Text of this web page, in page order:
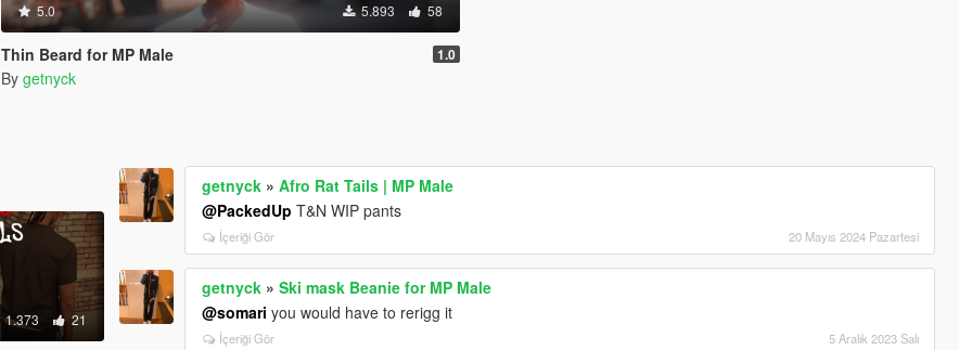
5.0 5.893 58
Thin Beard for MP Male 1.0
By getnyck
1.373 21
getnyck »Afro Rat Tails | MP Male
@PackedUp T&N WIP pants
İçeriği Gör 20 Mayıs 2024 Pazartesi
getnyck »Ski mask Beanie for MP Male
@somari you would have to rerigg it
İçeriği Gör 5 Aralık 2023 Salı